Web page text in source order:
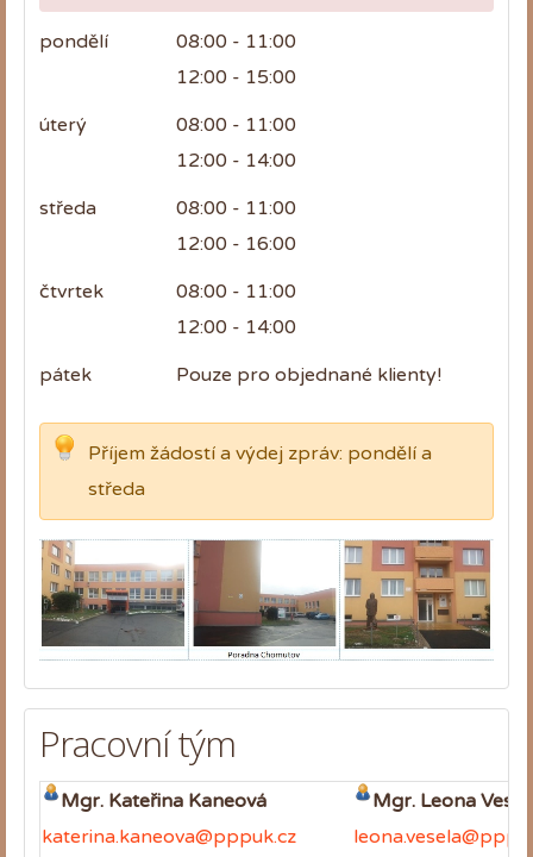
pondělí
08:00 - 11:00
12:00 - 15:00
úterý
08:00 - 11:00
12:00 - 14:00
středa
08:00 - 11:00
12:00 - 16:00
čtvrtek
08:00 - 11:00
12:00 - 14:00
pátek
Pouze pro objednané klienty!
Příjem žádostí a výdej zpráv: pondělí a
středa
Pracovní tým
Mgr. Kateřina Kaneová
katerina.kaneova@pppuk.cz
Mgr. Leona